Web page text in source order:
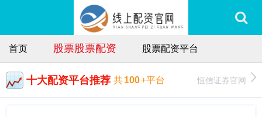
首页 股票股票配资 股票配资平台
十大配资平台推荐 共100+平台 恒信证券官网